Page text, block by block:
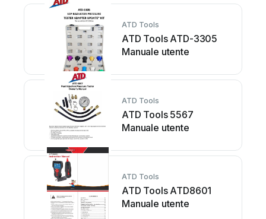
ATD Tools
ATD Tools ATD-3305
Manuale utente
ATD Tools
ATD Tools 5567
Manuale utente
ATD Tools
ATD Tools ATD8601
Manuale utente